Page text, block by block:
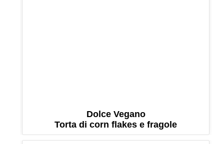
Dolce Vegano
Torta di corn flakes e fragole